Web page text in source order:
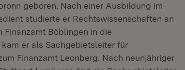
geboren. Nach einer Ausbildung im
studierte er Rechtswissenschaften an
Finanzamt Böblingen in die
er als Sachgebietsleiter für
Finanzamt Leonberg. Nach neunjähriger